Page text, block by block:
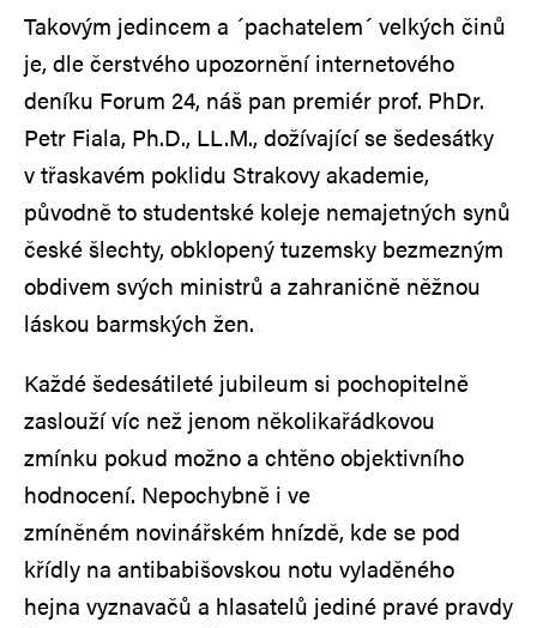
Takovým jedincem a ´pachatelem´ velkých činů
je, dle čerstvého upozornění internetového
deníku Forum 24, náš pan premiér prof. PhDr.
Petr Fiala, Ph.D., LL.M., dožívající se šedesátky
v třaskavém poklidu Strakovy akademie,
původně to studentské koleje nemajetných synů
české šlechty, obklopený tuzemsky bezmezným
obdivem svých ministrů a zahraničně něžnou
láskou barmských žen.
Každé šedesátileté jubileum si pochopitelně
zaslouží víc než jenom několikařádkovou
zmínku pokud možno a chtěno objektivního
hodnocení. Nepochybně i ve
zmíněném novinářském hnízdě, kde se pod
křídly na antibabišovskou notu vyladěného
hejna vyznavačů a hlasatelů jediné pravé pravdy